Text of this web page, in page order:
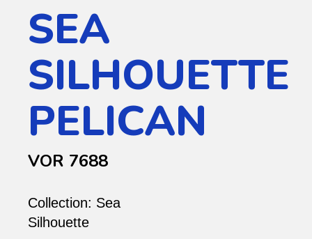
SEA
SILHOUETTE
PELICAN
VOR 7688
Collection: Sea
Silhouette